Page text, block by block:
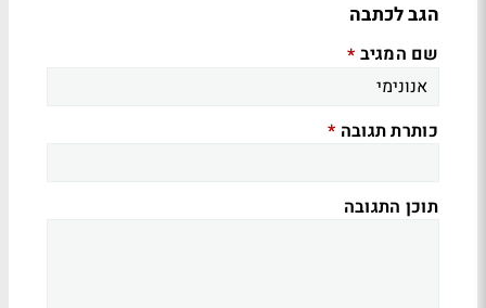
הגב לכתבה
שם המגיב *
כותרת תגובה *
תוכן התגובה